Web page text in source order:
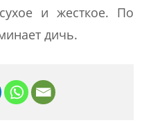
и жесткое. По
дичь.